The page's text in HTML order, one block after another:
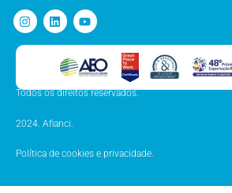
Todos os direitos reservados.
2024. Afianci.
Política de cookies e privacidade.